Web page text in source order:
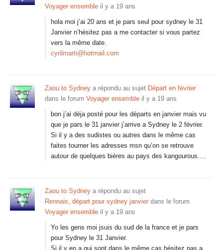
Voyager ensemble il y a 19 ans
hola moi j’ai 20 ans et je pars seul pour sydney le 31
Janvier n’hésitez pas a me contacter si vous partez
vers la même date.
cyrilmarti@hotmail.com
Zaou to Sydney a répondu au sujet Départ en février
dans le forum Voyager ensemble il y a 19 ans
bon j’ai déja posté pour les départs en janvier mais vu
que je pars le 31 janvier j’arrive a Sydney le 2 février.
Si il y a des sudistes ou autres dans le même cas
faites tourner les adresses msn qu’on se retrouve
autour de quelques bières au pays des kangourous….
Zaou to Sydney a répondu au sujet
Rennais, départ pour sydney janvier dans le forum
Voyager ensemble il y a 19 ans
Yo les gens moi jsuis du sud de la france et je pars
pour Sydney le 31 Janvier.
Si il y en a qui sont dans le même cas hésitez pas a